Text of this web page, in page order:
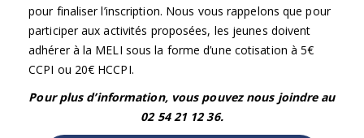
pour finaliser l’inscription. Nous vous rappelons que pour
participer aux activités proposées, les jeunes doivent
adhérer à la MELI sous la forme d’une cotisation à 5€
CCPI ou 20€ HCCPI.
Pour plus d’information, vous pouvez nous joindre au
02 54 21 12 36.